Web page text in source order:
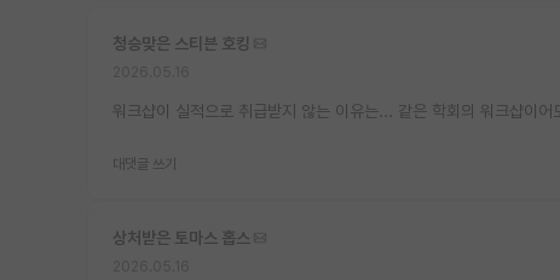
청승맞은 스티븐 호킹
워크샵이 실적으로 취급받지 않는 이유는... 같은 학회의 워크샵이
대댓글 쓰기
상처받은 토마스 홉스